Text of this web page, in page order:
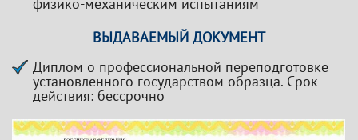
ВЫДАВАЕМЫЙ ДОКУМЕНТ
Диплом о профессиональной переподготовке
установленного государством образца. Срок
действия: бессрочно